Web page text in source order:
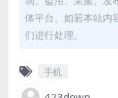
体平台。如若本站内
们进行处理。
手机